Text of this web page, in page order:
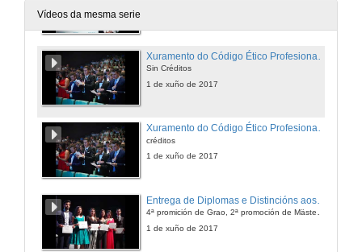
Vídeos da mesma serie
Sin Créditos
1 de xuño de 2017
Xuramento do Código Ético Profesional da Enxeñería da Rama Industrial
créditos
1 de xuño de 2017
4ª promición de Grao, 2ª promoción de Mäster en Enxeñaría Industrial, 1ª promoción de Máster Enxañeiro en Organización, e a promoción anual de Máster
1 de xuño de 2017